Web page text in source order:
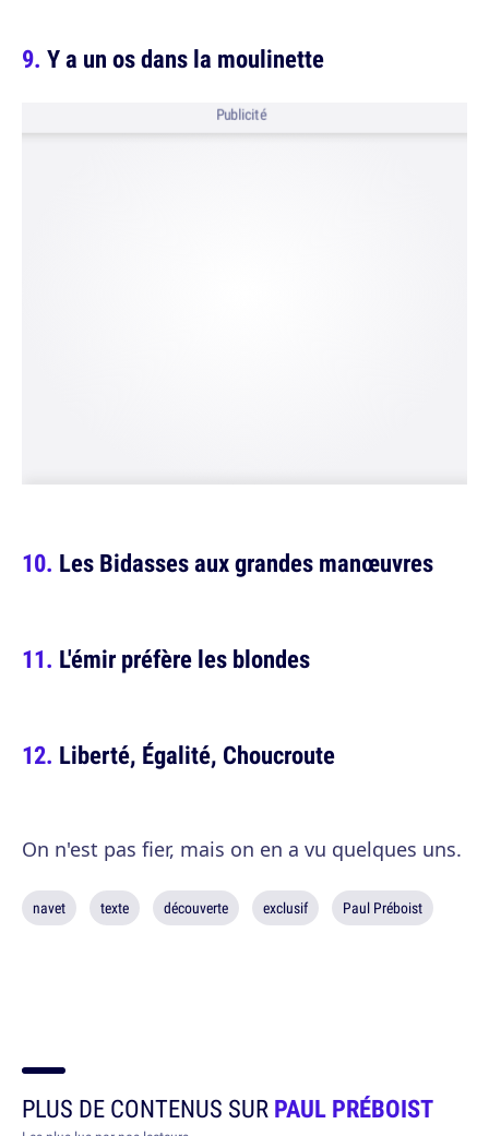
Y a un os dans la moulinette
Publicité
Les Bidasses aux grandes manœuvres
L'émir préfère les blondes
Liberté, Égalité, Choucroute
On n'est pas fier, mais on en a vu quelques uns.
navet texte découverte exclusif Paul Préboist
PLUS DE CONTENUS SURPAUL PRÉBOIST